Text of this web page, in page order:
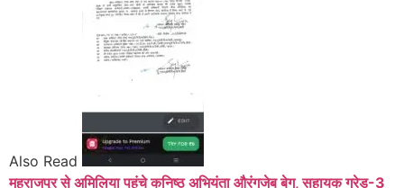
Also Read
महराजपुर से अमिलिया पहुंचे कनिष्ठ अभियंता औरंगजेब बेग, सहायक ग्रेड-3